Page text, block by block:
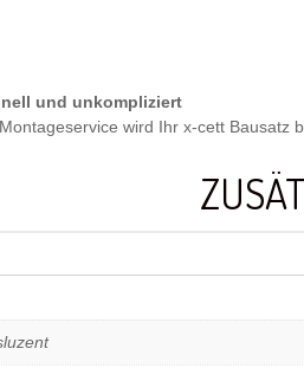
und unkompliziert
wird Ihr x-cett Bausatz